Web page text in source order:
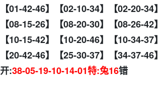
【01-42-46】【02-10-34】【02-20-34】
【08-15-26】【08-20-30】【08-26-42】
【10-15-42】【10-20-46】【10-34-37】
【20-42-46】【25-30-37】【34-37-46】
开:38-05-19-10-14-01特:兔16错